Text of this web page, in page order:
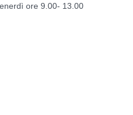
ore 9.00- 13.00